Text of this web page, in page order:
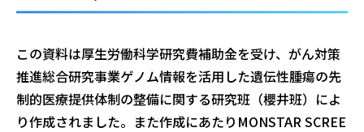
この資料は厚生労働科学研究費補助金を受け、がん対策
推進総合研究事業ゲノム情報を活用した遺伝性腫瘍の先
制的医療提供体制の整備に関する研究班（櫻井班）によ
り作成されました。また作成にあたり MONSTAR SCREE